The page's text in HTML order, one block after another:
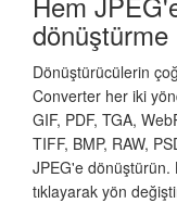
dönüştürme
Dönüştürücülerin
Converter her iki
GIF, PDF, TGA,
TIFF, BMP, RAW,
JPEG'e dönüştürün.
tıklayarak yön